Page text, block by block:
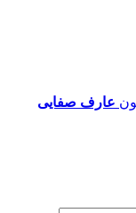
عارف صفایی